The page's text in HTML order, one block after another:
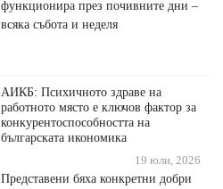
функционира през почивните дни –
всяка събота и неделя
АИКБ: Психичното здраве на
работното място е ключов фактор за
конкурентоспособността на
българската икономика
19 юли, 2026
Представени бяха конкретни добри